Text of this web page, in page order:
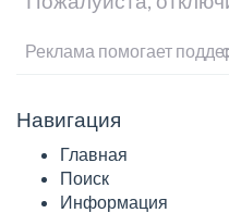
Навигация
Главная
Поиск
Информация